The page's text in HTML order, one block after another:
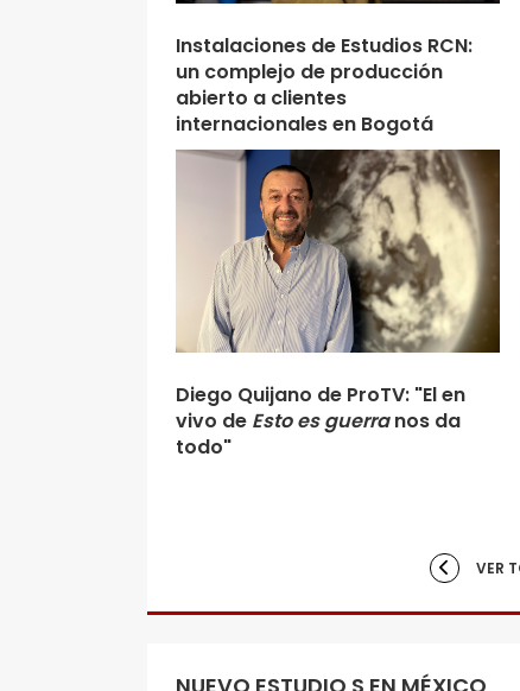
Instalaciones de Estudios RCN:
un complejo de producción
abierto a clientes
internacionales en Bogotá
Diego Quijano de ProTV: "El en
vivo de Esto es guerranos da
todo"
VER